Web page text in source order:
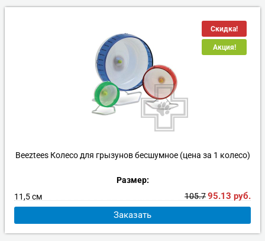
Скидка!
Акция!
Beeztees Колесо для грызунов бесшумное (цена за 1 колесо)
Размер:
11,5 см
105.795.13 руб.
Заказать